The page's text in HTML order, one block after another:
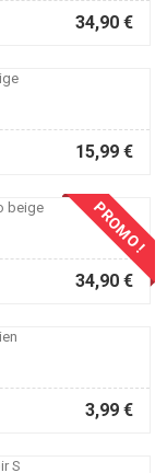
34,90 €
15,99 €
PROMO !
34,90 €
3,99 €